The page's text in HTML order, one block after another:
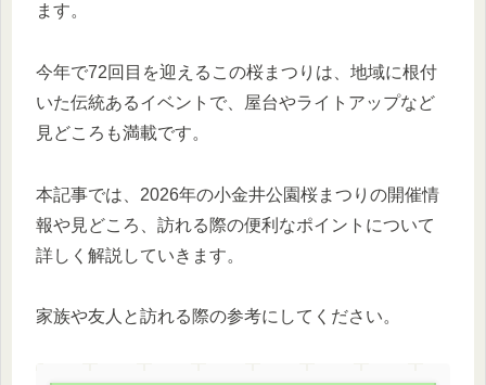
ます。
今年で72回目を迎えるこの桜まつりは、地域に根付
いた伝統あるイベントで、屋台やライトアップなど
見どころも満載です。
本記事では、2026年の小金井公園桜まつりの開催情
報や見どころ、訪れる際の便利なポイントについて
詳しく解説していきます。
家族や友人と訪れる際の参考にしてください。